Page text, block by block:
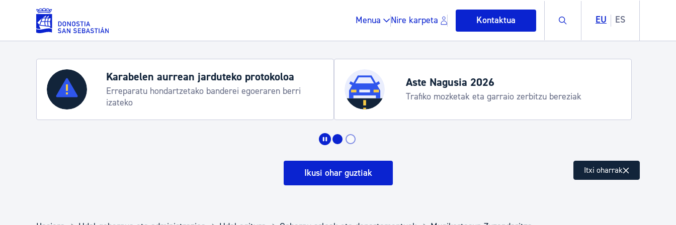
Eduki nagusira joan
Menua Nire karpeta Kontaktua Buscar EU ES
Zerbitzuak
Errolda eta gai pertsonalak
Gune publikoa, hondakinak eta ingurumena
Karabelen aurrean jarduteko protokoloa
Erreparatu hondartzetako banderei egoeraren berri
izateko
Aste Nagusia 2026
Trafiko mozketak eta garraio zerbitzu bereziak
Ikusi ohar guztiak Itxi oharrak